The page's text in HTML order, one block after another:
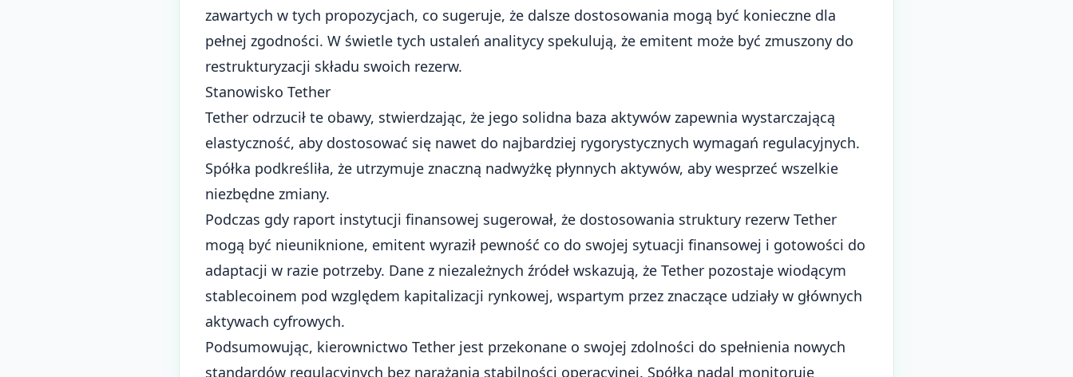
zawartych w tych propozycjach, co sugeruje, że dalsze dostosowania mogą być konieczne dla
pełnej zgodności. W świetle tych ustaleń analitycy spekulują, że emitent może być zmuszony do
restrukturyzacji składu swoich rezerw.
Stanowisko Tether
Tether odrzucił te obawy, stwierdzając, że jego solidna baza aktywów zapewnia wystarczającą
elastyczność, aby dostosować się nawet do najbardziej rygorystycznych wymagań regulacyjnych.
Spółka podkreśliła, że utrzymuje znaczną nadwyżkę płynnych aktywów, aby wesprzeć wszelkie
niezbędne zmiany.
Podczas gdy raport instytucji finansowej sugerował, że dostosowania struktury rezerw Tether
mogą być nieuniknione, emitent wyraził pewność co do swojej sytuacji finansowej i gotowości do
adaptacji w razie potrzeby. Dane z niezależnych źródeł wskazują, że Tether pozostaje wiodącym
stablecoinem pod względem kapitalizacji rynkowej, wspartym przez znaczące udziały w głównych
aktywach cyfrowych.
Podsumowując, kierownictwo Tether jest przekonane o swojej zdolności do spełnienia nowych
standardów regulacyjnych bez narażania stabilności operacyjnej. Spółka nadal monitoruje